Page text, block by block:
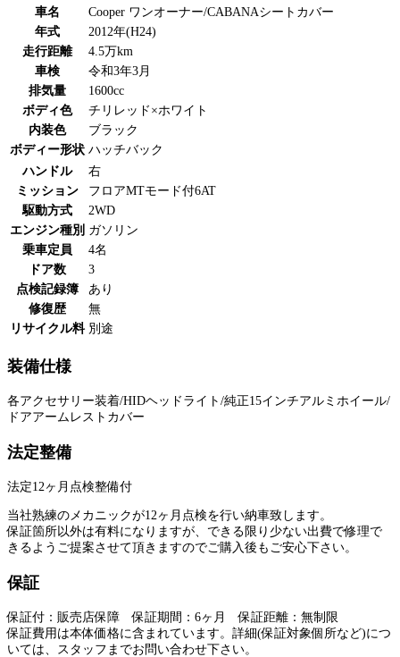
車名
Cooper ワンオーナー/CABANAシートカバー
年式
2012年(H24)
走行距離
4.5万km
車検
令和3年3月
排気量
1600cc
ボディ色
チリレッド×ホワイト
内装色
ブラック
ボディー形状 ハッチバック
ハンドル
右
ミッション
フロアMTモード付6AT
駆動方式
2WD
エンジン種別 ガソリン
乗車定員
4名
ドア数
3
点検記録簿
あり
修復歴
無
リサイクル料 別途
装備仕様
各アクセサリー装着/HIDヘッドライト/純正15インチアルミホイール/
ドアアームレストカバー
法定整備
法定12ヶ月点検整備付
当社熟練のメカニックが12ヶ月点検を行い納車致します。
保証箇所以外は有料になりますが、できる限り少ない出費で修理で
きるようご提案させて頂きますのでご購入後もご安心下さい。
保証
保証付：販売店保障 保証期間：6ヶ月 保証距離：無制限
保証費用は本体価格に含まれています。詳細(保証対象個所など)につ
いては、スタッフまでお問い合わせ下さい。